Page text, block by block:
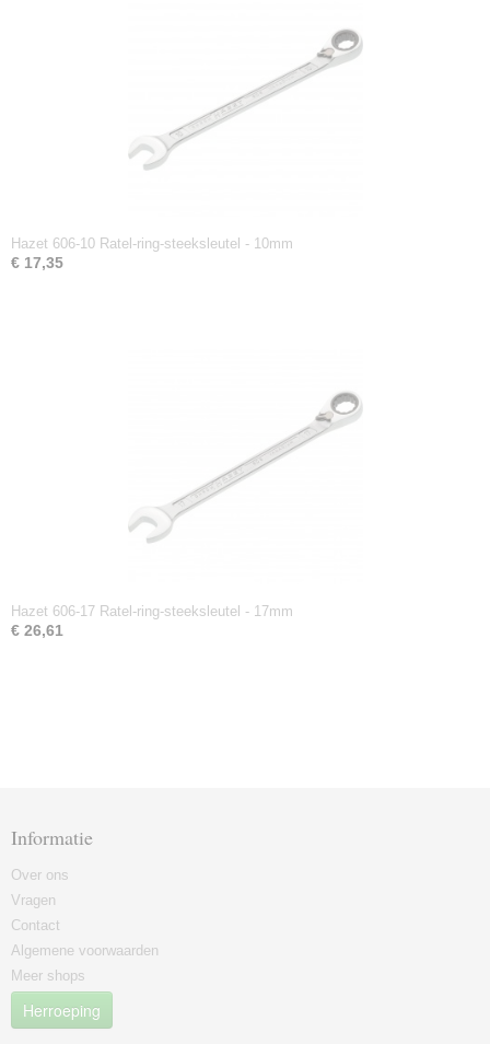
Hazet 606-10 Ratel-ring-steeksleutel - 10mm
€ 17,35
Hazet 606-17 Ratel-ring-steeksleutel - 17mm
€ 26,61
Informatie
Over ons
Vragen
Contact
Algemene voorwaarden
Meer shops
Herroeping